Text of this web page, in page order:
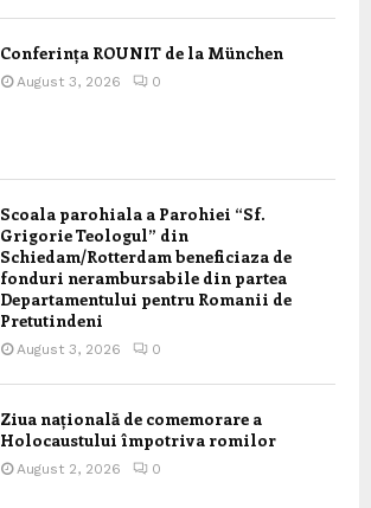
Conferința ROUNIT de la München
August 3, 2026 0
Scoala parohiala a Parohiei “Sf.
Grigorie Teologul” din
Schiedam/Rotterdam beneficiaza de
fonduri nerambursabile din partea
Departamentului pentru Romanii de
Pretutindeni
August 3, 2026 0
Ziua națională de comemorare a
Holocaustului împotriva romilor
August 2, 2026 0